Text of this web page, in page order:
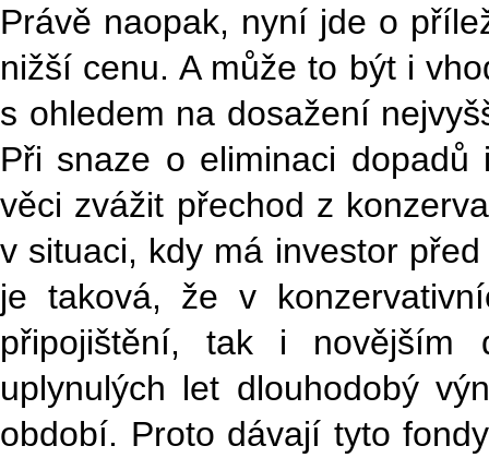
Právě naopak, nyní jde o
nižší cenu. A může to být i
s ohledem na dosažení
Při snaze o eliminaci
věci zvážit přechod z
v situaci, kdy má investor
je taková, že v
připojištění, tak i novějším
uplynulých let dlouhodobý
období. Proto dávají tyto